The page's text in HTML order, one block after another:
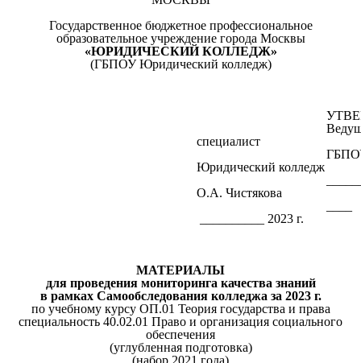
Государственное бюджетное профессиональное
образовательное учреждение города Москвы
«ЮРИДИЧЕСКИЙ КОЛЛЕДЖ»
(ГБПОУ Юридический колледж)
специалист
Юридический колледж
О.А. Чистякова
__________ 2023 г.
МАТЕРИАЛЫ
для проведения мониторинга качества знаний
в рамках Самообследования колледжа за 2023 г.
по учебному курсу ОП.01 Теория государства и права
специальность 40.02.01 Право и организация социального
обеспечения
(углубленная подготовка)